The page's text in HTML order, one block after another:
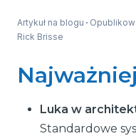
Artykuł na blogu
Rick Brisse
Luka w
Standardowe